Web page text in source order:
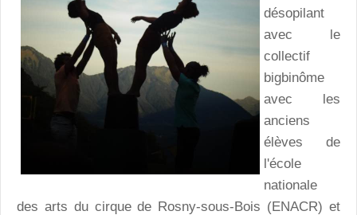
désopilant
avec le
collectif
bigbinôme
avec les
anciens
élèves de
l'école
nationale
des arts du cirque de Rosny-sous-Bois (ENACR) et